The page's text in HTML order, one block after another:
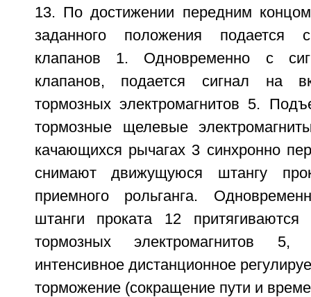
13. По достижении передним
заданного положения подается
клапанов 1. Одновременно с
клапанов, подается сигнал на
тормозных электромагнитов 5.
тормозные щелевые
качающихся рычагах 3 синхронно
снимают движущуюся штангу
приемного рольганга.
штанги проката 12
тормозных электромагнитов 5,
интенсивное дистанционное
торможение (сокращение пути и